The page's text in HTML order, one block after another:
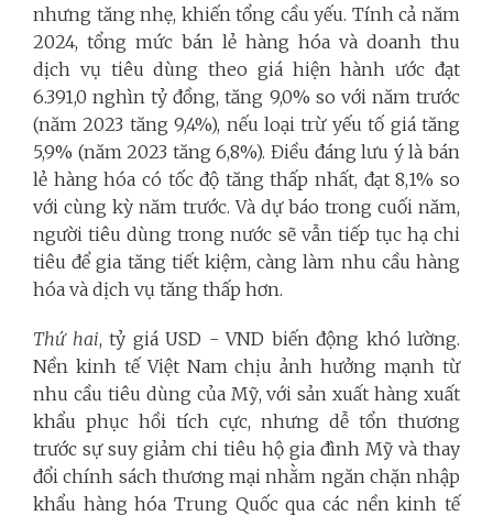
nhưng tăng nhẹ, khiến tổng cầu yếu. Tính cả năm
2024, tổng mức bán lẻ hàng hóa và doanh thu
dịch vụ tiêu dùng theo giá hiện hành ước đạt
6.391,0 nghìn tỷ đồng, tăng 9,0% so với năm trước
(năm 2023 tăng 9,4%), nếu loại trừ yếu tố giá tăng
5,9% (năm 2023 tăng 6,8%). Điều đáng lưu ý là bán
lẻ hàng hóa có tốc độ tăng thấp nhất, đạt 8,1% so
với cùng kỳ năm trước. Và dự báo trong cuối năm,
người tiêu dùng trong nước sẽ vẫn tiếp tục hạ chi
tiêu để gia tăng tiết kiệm, càng làm nhu cầu hàng
hóa và dịch vụ tăng thấp hơn.
Thứ hai, tỷ giá USD - VND biến động khó lường.
Nền kinh tế Việt Nam chịu ảnh hưởng mạnh từ
nhu cầu tiêu dùng của Mỹ, với sản xuất hàng xuất
khẩu phục hồi tích cực, nhưng dễ tổn thương
trước sự suy giảm chi tiêu hộ gia đình Mỹ và thay
đổi chính sách thương mại nhằm ngăn chặn nhập
khẩu hàng hóa Trung Quốc qua các nền kinh tế